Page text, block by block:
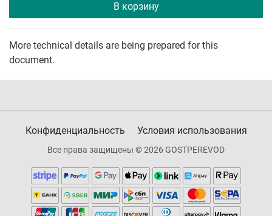
В корзину
More technical details are being prepared for this
document.
Конфиденциальность Условия использования
Все права защищены © 2026 GOSTPEREVOD